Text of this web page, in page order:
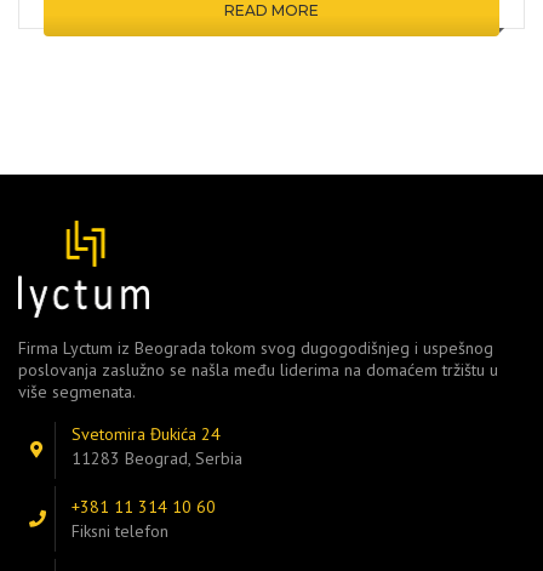
READ MORE
Firma Lyctum iz Beograda tokom svog dugogodišnjeg i uspešnog
poslovanja zaslužno se našla među liderima na domaćem tržištu u
više segmenata.
Svetomira Đukića 24
11283 Beograd, Serbia
+381 11 314 10 60
Fiksni telefon